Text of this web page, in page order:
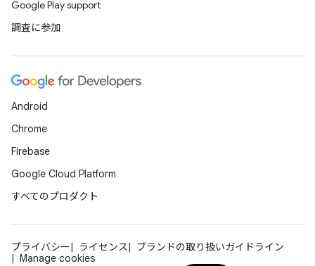
Google Play support
調査に参加
Android
Chrome
Firebase
Google Cloud Platform
すべてのプロダクト
プライバシー ライセンス
ブランドの取り扱いガイドライン
Manage cookies